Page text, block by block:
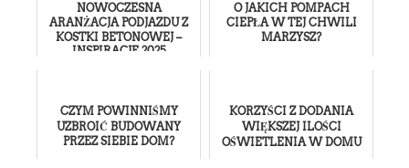
NOWOCZESNA
ARANŻACJA PODJAZDU Z
KOSTKI BETONOWEJ –
INSPIRACJE 2025
O JAKICH POMPACH
CIEPŁA W TEJ CHWILI
MARZYSZ?
CZYM POWINNIŚMY
UZBROIĆ BUDOWANY
PRZEZ SIEBIE DOM?
KORZYŚCI Z DODANIA
WIĘKSZEJ ILOŚCI
OŚWIETLENIA W DOMU